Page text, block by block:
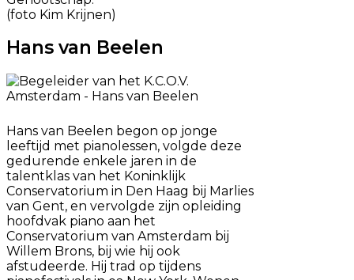
(foto Kim Krijnen)
Hans van Beelen
Hans van Beelen begon op jonge
leeftijd met pianolessen, volgde deze
gedurende enkele jaren in de
talentklas van het Koninklijk
Conservatorium in Den Haag bij Marlies
van Gent, en vervolgde zijn opleiding
hoofdvak piano aan het
Conservatorium van Amsterdam bij
Willem Brons, bij wie hij ook
afstudeerde. Hij trad op tijdens